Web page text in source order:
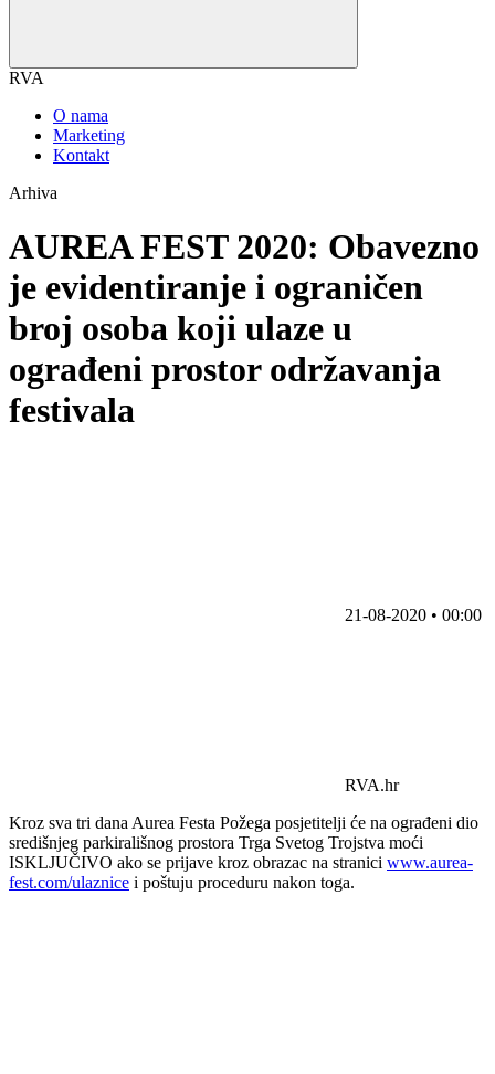
RVA
O nama
Marketing
Kontakt
Arhiva
AUREA FEST 2020: Obavezno
je evidentiranje i ograničen
broj osoba koji ulaze u
ograđeni prostor održavanja
festivala
21-08-2020 • 00:00
RVA.hr
Kroz sva tri dana Aurea Festa Požega posjetitelji će na ograđeni dio
središnjeg parkirališnog prostora Trga Svetog Trojstva moći
ISKLJUČIVO ako se prijave kroz obrazac na stranici www.aurea-
fest.com/ulaznice i poštuju proceduru nakon toga.